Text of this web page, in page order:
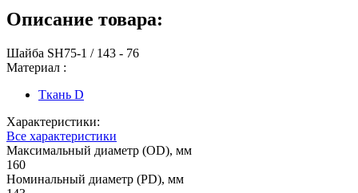
Описание товара:
Шайба SH75-1 / 143 - 76
Материал :
Ткань D
Характеристики:
Все характеристики
Максимальный диаметр (OD), мм
160
Номинальный диаметр (PD), мм